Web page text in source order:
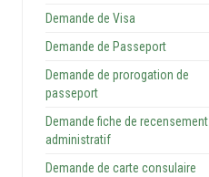
Demande de Visa
Demande de Passeport
Demande de prorogation de
passeport
Demande fiche de recensement
administratif
Demande de carte consulaire